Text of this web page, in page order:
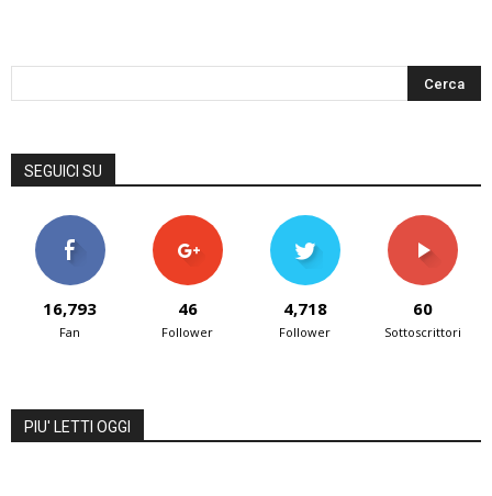
SEGUICI SU
16,793
Fan
46
Follower
4,718
Follower
60
Sottoscrittori
PIU' LETTI OGGI